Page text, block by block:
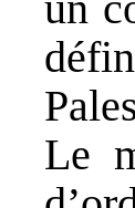
Le